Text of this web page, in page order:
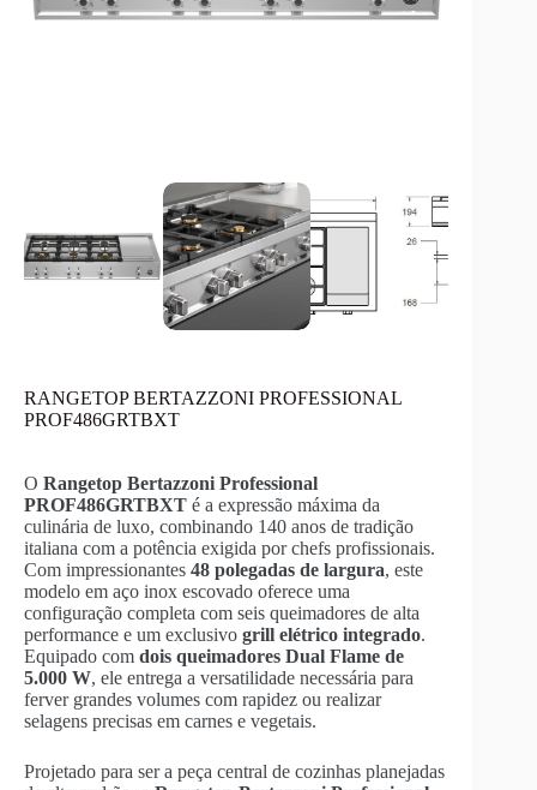
RANGETOP BERTAZZONI PROFESSIONAL
PROF486GRTBXT
O Rangetop Bertazzoni Professional
PROF486GRTBXT é a expressão máxima da
culinária de luxo, combinando 140 anos de tradição
italiana com a potência exigida por chefs profissionais.
Com impressionantes 48 polegadas de largura, este
modelo em aço inox escovado oferece uma
configuração completa com seis queimadores de alta
performance e um exclusivo grill elétrico integrado.
Equipado com dois queimadores Dual Flame de
5.000 W, ele entrega a versatilidade necessária para
ferver grandes volumes com rapidez ou realizar
selagens precisas em carnes e vegetais.
Projetado para ser a peça central de cozinhas planejadas